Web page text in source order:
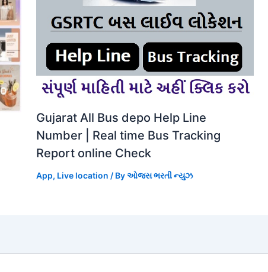
Gujarat All Bus depo Help Line
Number | Real time Bus Tracking
Report online Check
App, Live location / Byઓજસ ભરતી ન્યુઝ